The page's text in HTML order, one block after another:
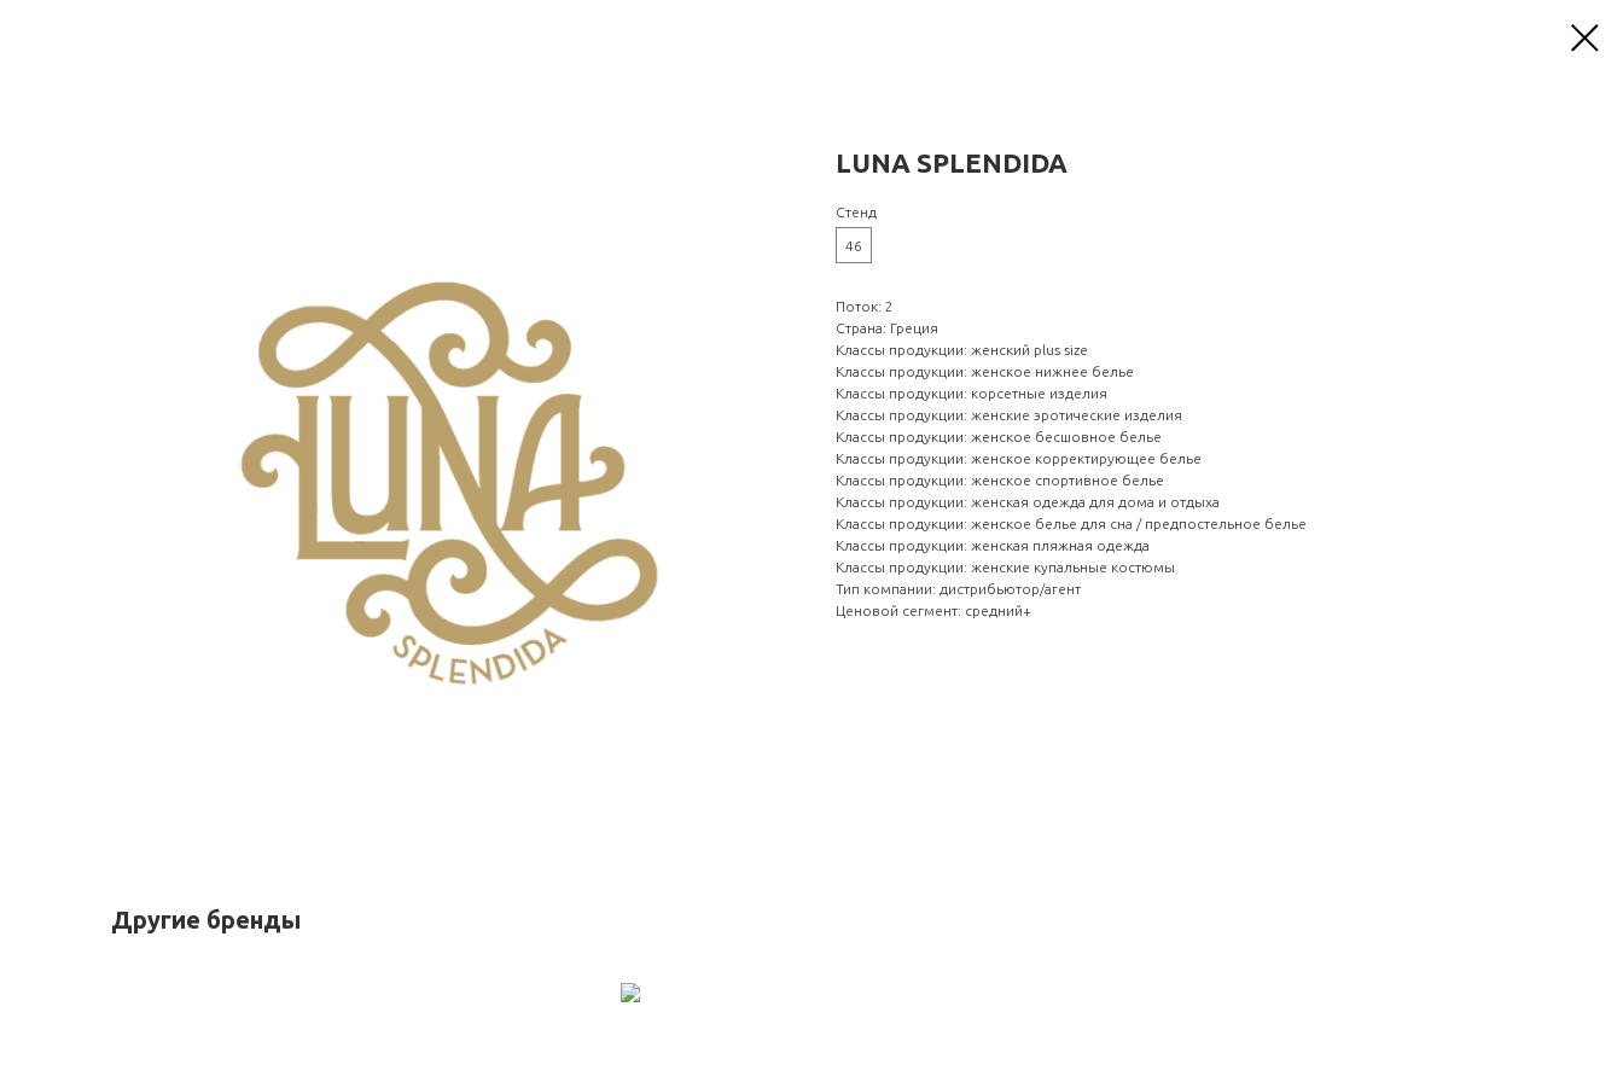
LUNA SPLENDIDA
Стенд
46
Поток: 2
Страна: Греция
Классы продукции: женский plus size
Классы продукции: женское нижнее белье
Классы продукции: корсетные изделия
Классы продукции: женские эротические изделия
Классы продукции: женское бесшовное белье
Классы продукции: женское корректирующее белье
Классы продукции: женское спортивное белье
Классы продукции: женская одежда для дома и отдыха
Классы продукции: женское белье для сна / предпостельное белье
Классы продукции: женская пляжная одежда
Классы продукции: женские купальные костюмы
Тип компании: дистрибьютор/агент
Ценовой сегмент: средний+
Другие бренды